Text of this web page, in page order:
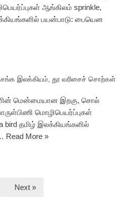
ஆங்கிலம் sprinkle,
பயன்பாடு: பையென
சங்க இலக்கியம், தூ வரிசைச் சொற்கள்
மென்மையான இறகு, சொல்
மொழிபெயர்ப்புகள்
bird தமிழ் இலக்கியங்களில்
Read More »
Next »